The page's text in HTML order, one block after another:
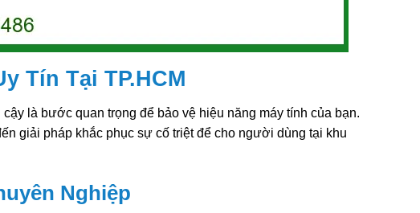
Tín Tại TP.HCM
cậy là bước quan trọng để bảo vệ hiệu năng máy tính của bạn.
giải pháp khắc phục sự cố triệt để cho người dùng tại khu
Nghiệp